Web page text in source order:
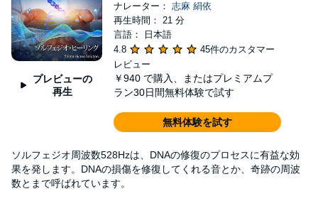
プレビューの
再生
ナレーター： 志麻 絹依
再生時間： 21 分
言語： 日本語
4.8
45件のカスタマー
レビュー
￥940 で購入、またはプレミアムプ
ラン30日間無料体験で試す
無料体験を試す
ソルフェジオ周波数528Hzは、DNAの修復のプロセスに有益な効
果を発します。DNAの損傷を修復してくれる音とか、奇跡の周波
数とまで呼ばれています。